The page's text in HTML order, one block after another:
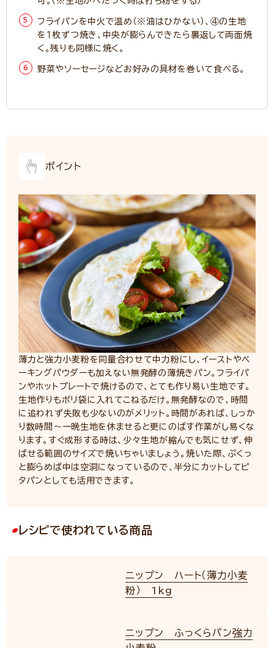
フライパンを中火で温め（※油はひかない）、④の生地
を１枚ずつ焼き、中央が膨らんできたら裏返して両面焼
く。残りも同様に焼く。
野菜やソーセージなどお好みの具材を巻いて食べる。
ポイント
薄力と強力小麦粉を同量合わせて中力粉にし、イーストやベ
ーキングパウダーも加えない無発酵の薄焼きパン。フライパ
ンやホットプレートで焼けるので、とても作り易い生地です。
生地作りもポリ袋に入れてこねるだけ。無発酵なので、時間
に追われず失敗も少ないのがメリット。時間があれば、しっか
り数時間～一晩生地を休ませると更にのばす作業がし易くな
ります。すぐ成形する時は、少々生地が縮んでも気にせず、伸
ばせる範囲のサイズで焼いちゃいましょう。焼いた際、ぷくっ
と膨らめば中は空洞になっているので、半分にカットしてピ
タパンとしても活用できます。
レシピで使われている商品
ニップン ハート（薄力小麦
粉） 1kg
ニップン ふっくらパン強力